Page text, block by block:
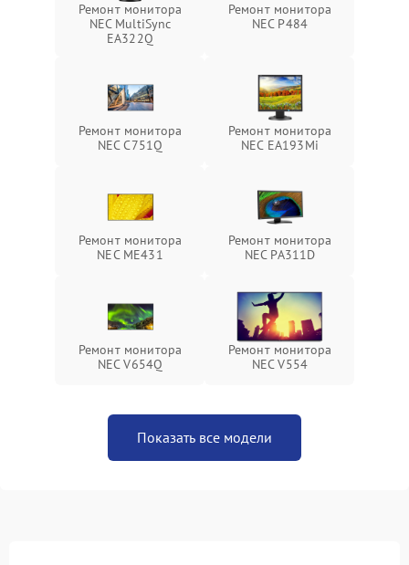
Ремонт монитора
NEC MultiSync
EA322Q
Ремонт монитора
NEC P484
Ремонт монитора
NEC C751Q
Ремонт монитора
NEC EA193Mi
Ремонт монитора
NEC ME431
Ремонт монитора
NEC PA311D
Ремонт монитора
NEC V654Q
Ремонт монитора
NEC V554
Показать все модели